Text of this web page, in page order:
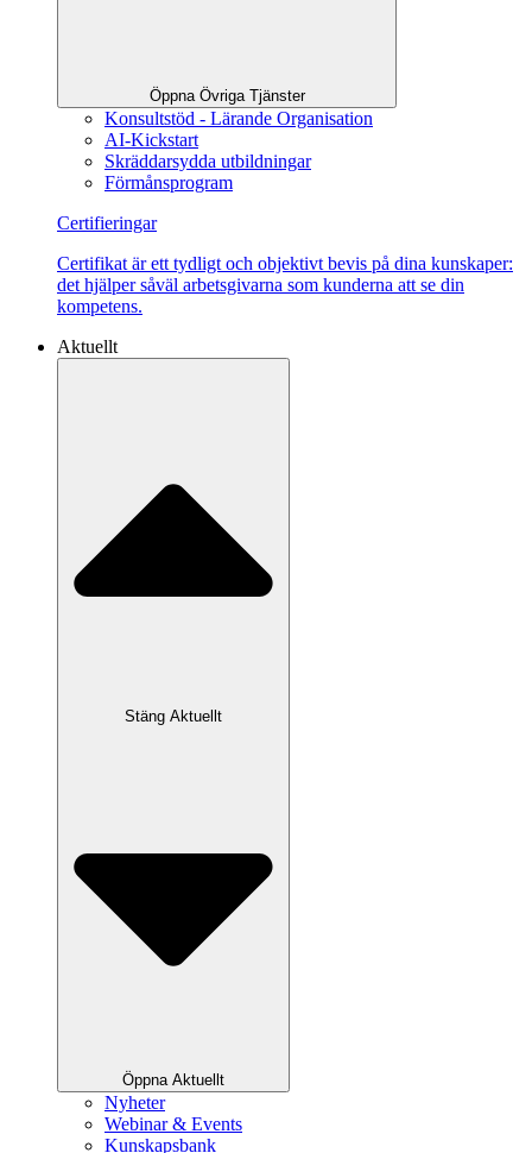
Öppna Övriga Tjänster
Konsultstöd - Lärande Organisation
AI-Kickstart
Skräddarsydda utbildningar
Förmånsprogram
Certifieringar
Certifikat är ett tydligt och objektivt bevis på dina kunskaper:
det hjälper såväl arbetsgivarna som kunderna att se din
kompetens.
Aktuellt
Stäng Aktuellt
Öppna Aktuellt
Nyheter
Webinar & Events
Kunskapsbank